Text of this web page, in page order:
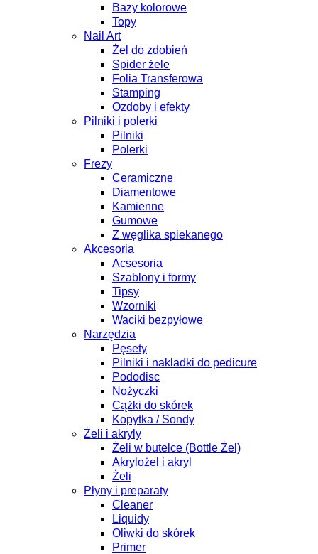
Bazy kolorowe
Topy
Nail Art
Żel do zdobień
Spider żele
Folia Transferowa
Stamping
Ozdoby i efekty
Pilniki i polerki
Pilniki
Polerki
Frezy
Ceramiczne
Diamentowe
Kamienne
Gumowe
Z węglika spiekanego
Akcesoria
Acsesoria
Szablony i formy
Tipsy
Wzorniki
Waciki bezpyłowe
Narzędzia
Pęsety
Pilniki i nakladki do pedicure
Pododisc
Nożyczki
Cążki do skórek
Kopytka / Sondy
Żeli i akryly
Żeli w butelce (Bottle Żel)
Akrylożel i akryl
Żeli
Płyny i preparaty
Cleaner
Liquidy
Oliwki do skórek
Primer